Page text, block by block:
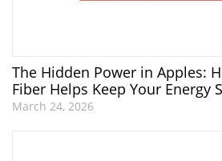
The Hidden Power in Apples:
Fiber Helps Keep Your Energy
March 24, 2026